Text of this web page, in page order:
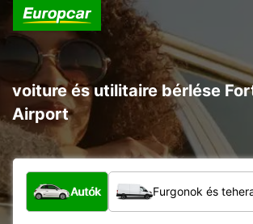
voiture és utilitaire bérlése
Airport
Milyen típusú jármű?
Autók Furgonok és